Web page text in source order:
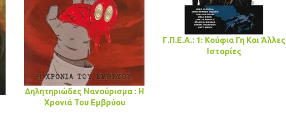
Δηλητηριώδες Νανούρισμα : Η
Χρονιά Του Εμβρύου
Γ.Π.Ε.Α.: 1: Κούφια Γη Και Άλλες
Ιστορίες